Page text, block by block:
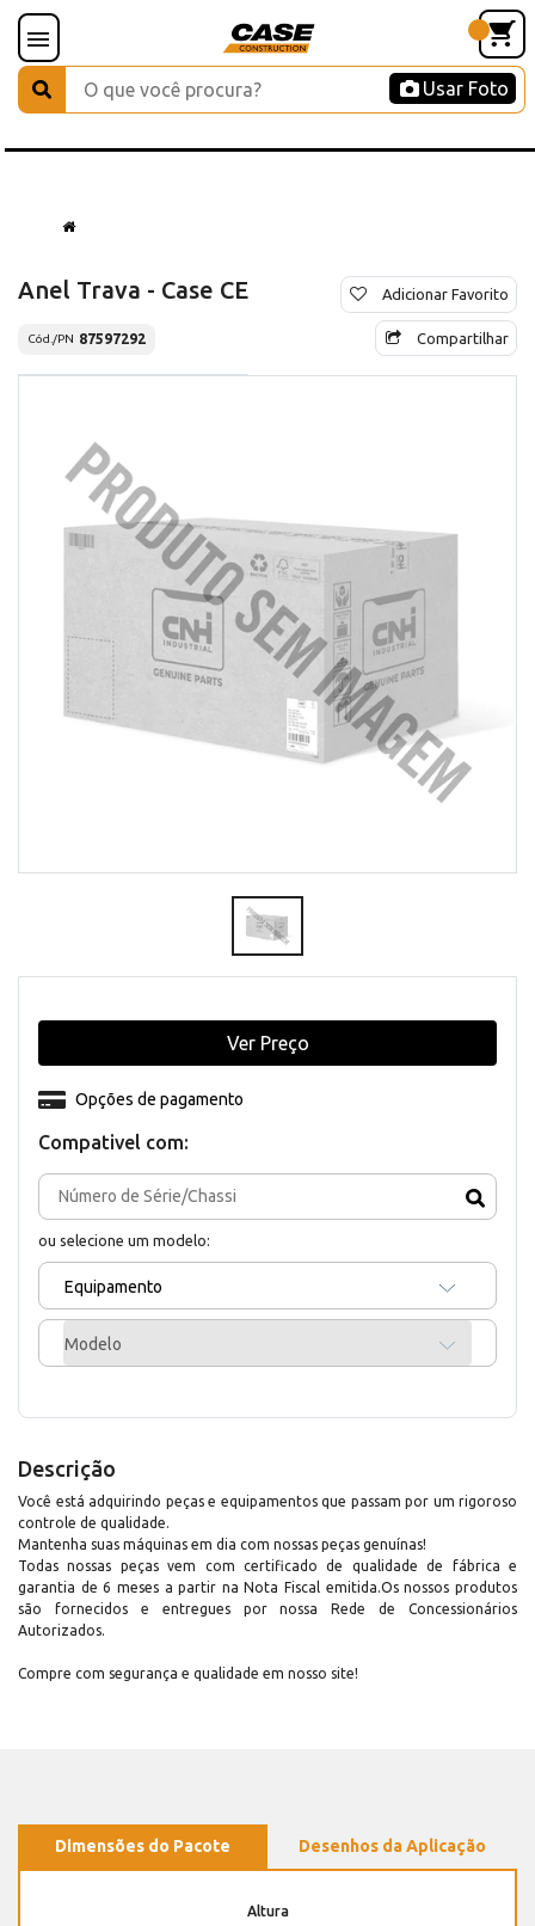
Usar Foto
Anel Trava - Case CE
Cód./PN 87597292
Adicionar Favorito
Compartilhar
Compativel com:
ou selecione um modelo:
Equipamento
Modelo
Opções de pagamento
Ver Preço
Descrição
Você está adquirindo peças e equipamentos que passam por um rigoroso
controle de qualidade.
Mantenha suas máquinas em dia com nossas peças genuínas!
Todas nossas peças vem com certificado de qualidade de fábrica e
garantia de 6 meses a partir na Nota Fiscal emitida.Os nossos produtos
são fornecidos e entregues por nossa Rede de Concessionários
Autorizados.
Compre com segurança e qualidade em nosso site!
Dimensões do Pacote Desenhos da Aplicação
Altura